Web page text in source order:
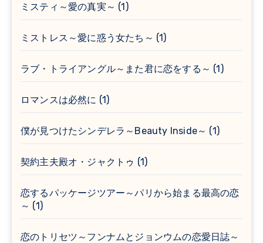
ミスティ～愛の真実～ (1)
ミストレス～愛に惑う女たち～ (1)
ラブ・トライアングル～また君に恋をする～ (1)
ロマンスは必然に (1)
僕が見つけたシンデレラ～Beauty Inside～ (1)
契約主夫殿オ・ジャクトゥ (1)
恋するパッケージツアー～パリから始まる最高の恋
～ (1)
恋のトリセツ～フンナムとジョンウムの恋愛日誌～